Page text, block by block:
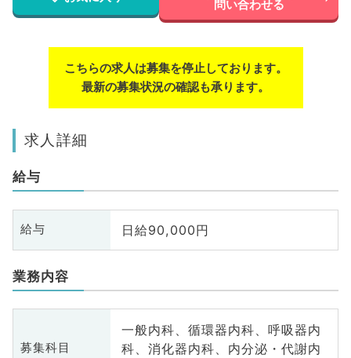
問い合わせる
こちらの求人は募集を停止しております。
最新の募集状況の確認も承ります。
求人詳細
給与
給与 日給90,000円
業務内容
募集科目
一般内科、循環器内科、呼吸器内
科、消化器内科、内分泌・代謝内